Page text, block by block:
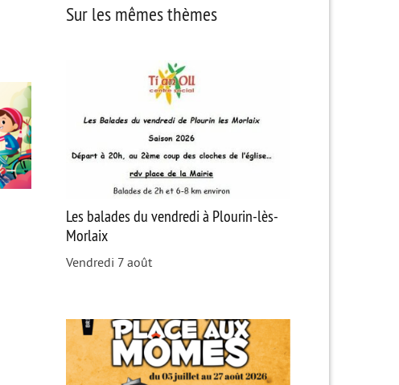
Sur les mêmes thèmes
Les balades du vendredi à Plourin-lès-
Morlaix
Vendredi 7 août